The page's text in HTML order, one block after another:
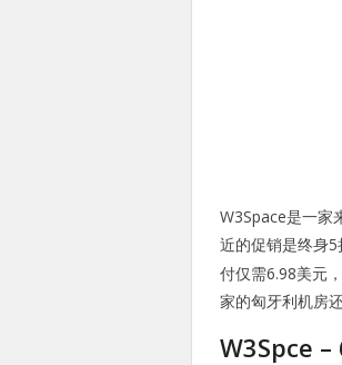
W3Space是一家
近的促销是终身5
付仅需6.98美元
家的匈牙利机房
W3Spce –